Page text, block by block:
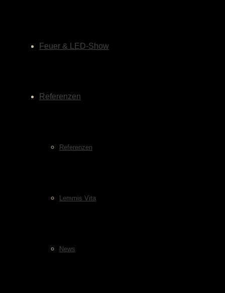
Feuer & LED-Show
Referenzen
Referenzen
Lemmis Vita
News